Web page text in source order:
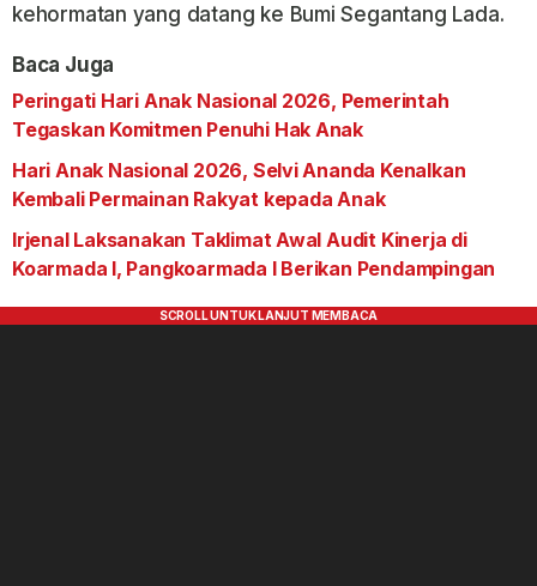
kehormatan yang datang ke Bumi Segantang Lada.
Baca Juga
Peringati Hari Anak Nasional 2026, Pemerintah
Tegaskan Komitmen Penuhi Hak Anak
Hari Anak Nasional 2026, Selvi Ananda Kenalkan
Kembali Permainan Rakyat kepada Anak
Irjenal Laksanakan Taklimat Awal Audit Kinerja di
Koarmada I, Pangkoarmada I Berikan Pendampingan